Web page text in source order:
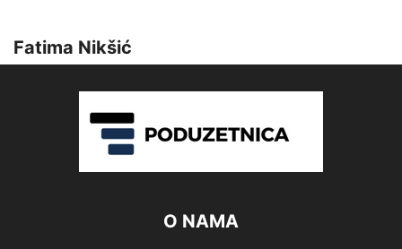
Fatima Nikšić
O NAMA